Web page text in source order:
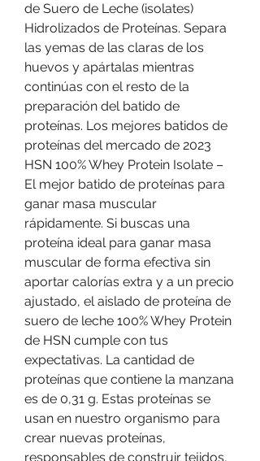
de Suero de Leche (isolates)
Hidrolizados de Proteínas. Separa
las yemas de las claras de los
huevos y apártalas mientras
continúas con el resto de la
preparación del batido de
proteínas. Los mejores batidos de
proteínas del mercado de 2023
HSN 100% Whey Protein Isolate –
El mejor batido de proteínas para
ganar masa muscular
rápidamente. Si buscas una
proteína ideal para ganar masa
muscular de forma efectiva sin
aportar calorías extra y a un precio
ajustado, el aislado de proteína de
suero de leche 100% Whey Protein
de HSN cumple con tus
expectativas. La cantidad de
proteínas que contiene la manzana
es de 0,31 g. Estas proteínas se
usan en nuestro organismo para
crear nuevas proteínas,
responsables de construir tejidos,